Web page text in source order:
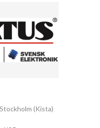
(Kista)